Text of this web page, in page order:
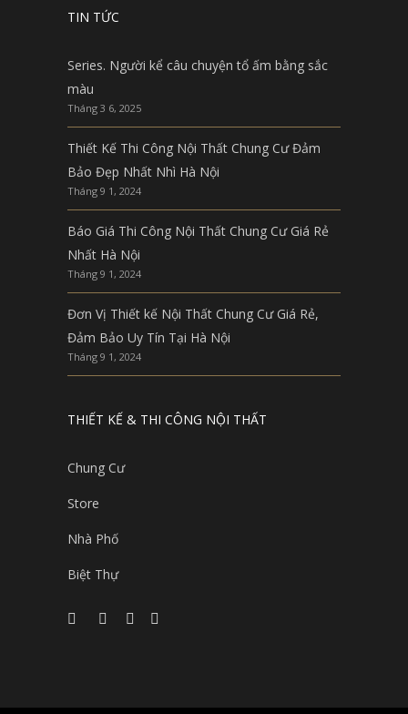
TIN TỨC
Series. Người kể câu chuyện tổ ấm bằng sắc
màu
Tháng 3 6, 2025
Thiết Kế Thi Công Nội Thất Chung Cư Đảm
Bảo Đẹp Nhất Nhì Hà Nội
Tháng 9 1, 2024
Báo Giá Thi Công Nội Thất Chung Cư Giá Rẻ
Nhất Hà Nội
Tháng 9 1, 2024
Đơn Vị Thiết kế Nội Thất Chung Cư Giá Rẻ,
Đảm Bảo Uy Tín Tại Hà Nội
Tháng 9 1, 2024
THIẾT KẾ & THI CÔNG NỘI THẤT
Chung Cư
Store
Nhà Phố
Biệt Thự